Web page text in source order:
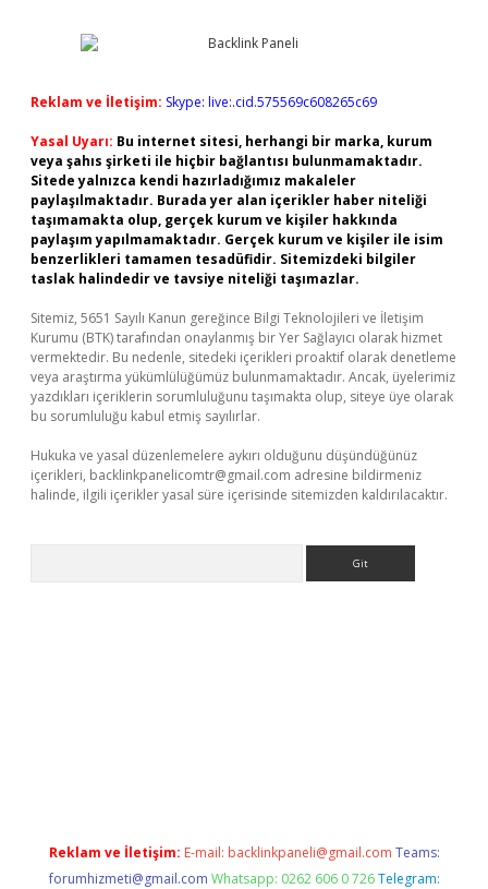
Reklam ve İletişim: Skype: live:.cid.575569c608265c69
Yasal Uyarı: Bu internet sitesi, herhangi bir marka, kurum
veya şahıs şirketi ile hiçbir bağlantısı bulunmamaktadır.
Sitede yalnızca kendi hazırladığımız makaleler
paylaşılmaktadır. Burada yer alan içerikler haber niteliği
taşımamakta olup, gerçek kurum ve kişiler hakkında
paylaşım yapılmamaktadır. Gerçek kurum ve kişiler ile isim
benzerlikleri tamamen tesadüfidir. Sitemizdeki bilgiler
taslak halindedir ve tavsiye niteliği taşımazlar.
Sitemiz, 5651 Sayılı Kanun gereğince Bilgi Teknolojileri ve İletişim
Kurumu (BTK) tarafından onaylanmış bir Yer Sağlayıcı olarak hizmet
vermektedir. Bu nedenle, sitedeki içerikleri proaktif olarak denetleme
veya araştırma yükümlülüğümüz bulunmamaktadır. Ancak, üyelerimiz
yazdıkları içeriklerin sorumluluğunu taşımakta olup, siteye üye olarak
bu sorumluluğu kabul etmiş sayılırlar.
Hukuka ve yasal düzenlemelere aykırı olduğunu düşündüğünüz
içerikleri, backlinkpanelicomtr@gmail.com adresine bildirmeniz
halinde, ilgili içerikler yasal süre içerisinde sitemizden kaldırılacaktır.
Reklam ve İletişim: E-mail: backlinkpaneli@gmail.com Teams:
forumhizmeti@gmail.com Whatsapp: 0262 606 0 726 Telegram: